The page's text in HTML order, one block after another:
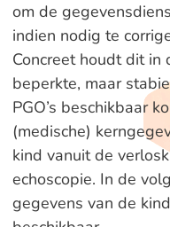
om de
indien nodig te
Concreet houdt dit in
beperkte, maar
PGO’s beschikbaar
(medische)
kind vanuit de
echoscopie. In de
gegevens van de